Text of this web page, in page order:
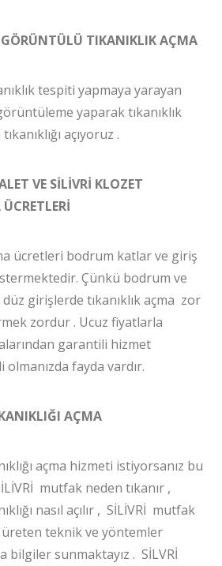
TIKANIKLIK AÇMA
tespiti yapmaya yarayan
yaparak tıkanıklık
açıyoruz .
VE SİLİVRİ KLOZET
ücretleri bodrum katlar ve giriş
Çünkü bodrum ve
girişlerde tıkanıklık açma zor
zordur . Ucuz fiyatlarla
garantili hizmet
olmanızda fayda vardır.
AÇMA
açma hizmeti istiyorsanız bu
mutfak neden tıkanır ,
nasıl açılır , SİLİVRİ mutfak
üreten teknik ve yöntemler
bilgiler sunmaktayız . SİLVRİ